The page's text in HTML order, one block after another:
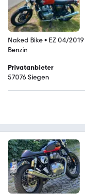
Naked Bike• EZ 04/2019
Benzin
Privatanbieter
57076 Siegen